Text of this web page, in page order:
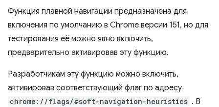
Функция плавной навигации предназначена для
включения по умолчанию в Chrome версии 151, но для
тестирования её можно явно включить,
предварительно активировав эту функцию.
Разработчикам эту функцию можно включить,
активировав соответствующий флаг по адресу
chrome://flags/#soft-navigation-heuristics . В